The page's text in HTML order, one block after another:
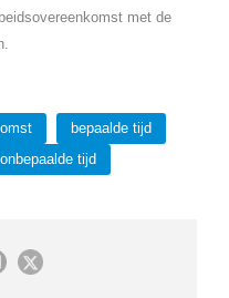
met de
bepaalde tijd
onbepaalde tijd